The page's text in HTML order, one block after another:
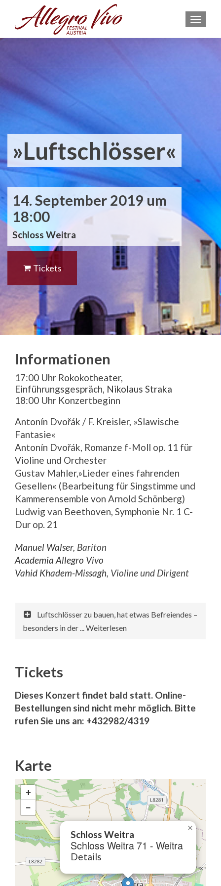
»Luftschlösser«
14. September 2019 um
18:00
Schloss Weitra
Tickets
Informationen
17:00 Uhr Rokokotheater,
Einführungsgespräch, Nikolaus Straka
18:00 Uhr Konzertbeginn
Antonín Dvořák / F. Kreisler, »Slawische
Fantasie«
Antonín Dvořák, Romanze f-Moll op. 11 für
Violine und Orchester
Gustav Mahler,»Lieder eines fahrenden
Gesellen« (Bearbeitung für Singstimme und
Kammerensemble von Arnold Schönberg)
Ludwig van Beethoven, Symphonie Nr. 1 C-
Dur op. 21
Manuel Walser, Bariton
Academia Allegro Vivo
Vahid Khadem-Missagh, Violine und Dirigent
Luftschlösser zu bauen, hat etwas Befreiendes –
besonders in der ... Weiterlesen
Tickets
Dieses Konzert findet bald statt. Online-
Bestellungen sind nicht mehr möglich. Bitte
rufen Sie uns an: +432982/4319
Karte
Schloss Weitra
Schloss Weitra 71 - Weitra
Details
×
+
−